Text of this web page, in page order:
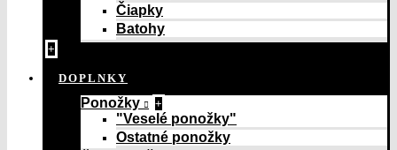
Čiapky
Batohy
+
DOPLNKY
Ponožky +
"Veselé ponožky"
Ostatné ponožky